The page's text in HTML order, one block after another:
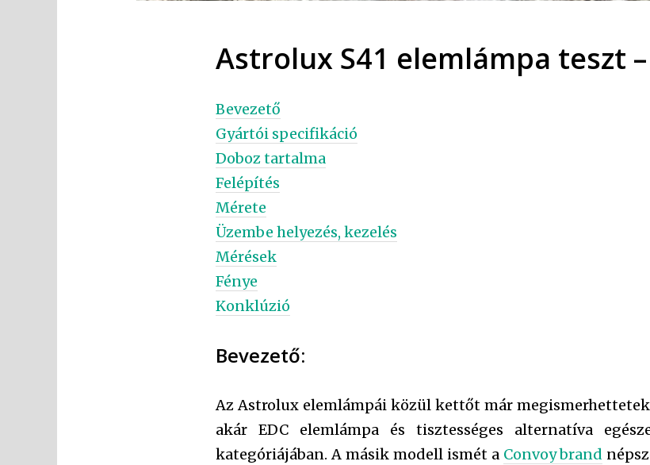
Astrolux S41 elemlámpa teszt
Bevezető
Gyártói specifikáció
Doboz tartalma
Felépítés
Mérete
Üzembe helyezés, kezelés
Mérések
Fénye
Konklúzió
Bevezető:
Az Astrolux elemlámpái közül kettőt már
akár EDC elemlámpa és tisztességes alternatíva
kategóriájában. A másik modell ismét a Convoy brand